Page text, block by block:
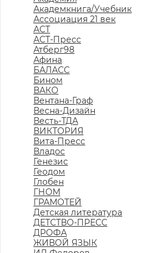
Академкнига/Учебник
Ассоциация 21 век
АСТ
АСТ-Пресс
Атберг98
Афина
БАЛАСС
Бином
ВАКО
Вентана-Граф
Весна-Дизайн
Весть-ТДА
ВИКТОРИЯ
Вита-Пресс
Владос
Генезис
Геодом
Глобен
ГНОМ
ГРАМОТЕЙ
Детская литература
ДЕТСТВО-ПРЕСС
ДРОФА
ЖИВОЙ ЯЗЫК